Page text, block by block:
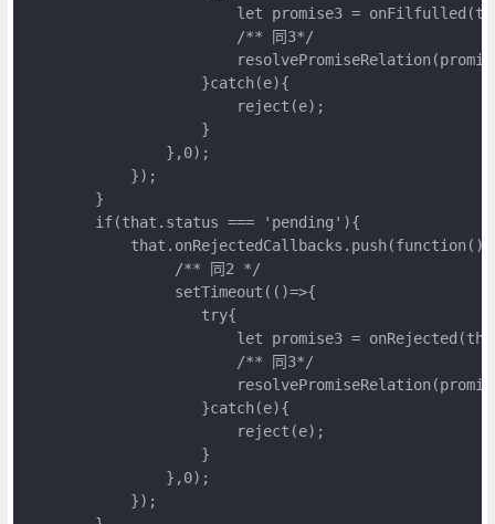
let promise3 =
                        /** 同3*/
                    }catch(e){
                        reject(e);
                    }
                },0);
            });
        }
        if(that.status === 'pending'){
            that.onRejectedCallbacks.push(function(){
                 /** 同2 */
                 setTimeout(()=>{
                    try{
let promise3 =
                        /** 同3*/
                    }catch(e){
                        reject(e);
                    }
                },0);
            });